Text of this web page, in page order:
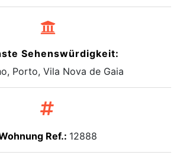
Sehenswürdigkeit:
Porto, Vila Nova de Gaia
Ref.: 12888